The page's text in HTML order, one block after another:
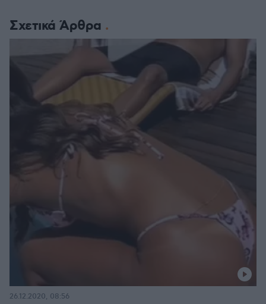
Σχετικά Άρθρα
26.12.2020, 08:56